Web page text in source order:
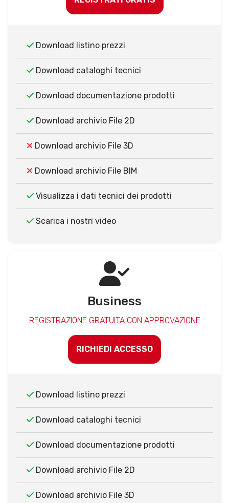
Download listino prezzi
Download cataloghi tecnici
Download documentazione prodotti
Download archivio File 2D
Download archivio File 3D
Download archivio File BIM
Visualizza i dati tecnici dei prodotti
Scarica i nostri video
Business
REGISTRAZIONE GRATUITA CON APPROVAZIONE
RICHIEDI ACCESSO
Download listino prezzi
Download cataloghi tecnici
Download documentazione prodotti
Download archivio File 2D
Download archivio File 3D